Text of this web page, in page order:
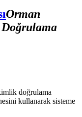
Orman
doğrulama
kullanarak sisteme